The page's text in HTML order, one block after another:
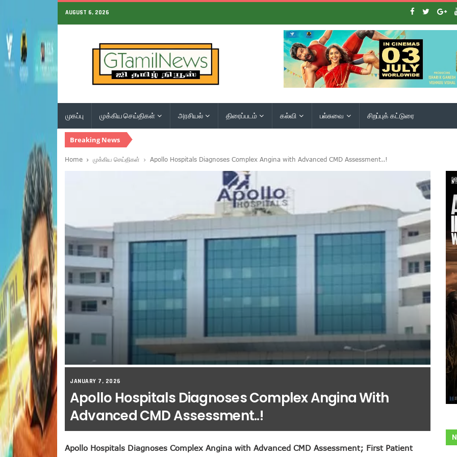
AUGUST 6, 2026
முகப்பு முக்கிய செய்திகள் அரசியல் திரைப்படம் கல்வி பல்சுவை சிறப்புக் கட்டுரை
Breaking News
Home முக்கிய செய்திகள் Apollo Hospitals Diagnoses Complex Angina with Advanced CMD Assessment..!
JANUARY 7, 2026
Apollo Hospitals Diagnoses Complex Angina With
Advanced CMD Assessment..!
Apollo Hospitals Diagnoses Complex Angina with Advanced CMD Assessment; First Patient